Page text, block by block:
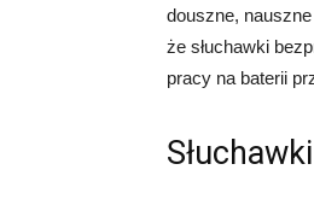
douszne,
że słuchawki
pracy na baterii